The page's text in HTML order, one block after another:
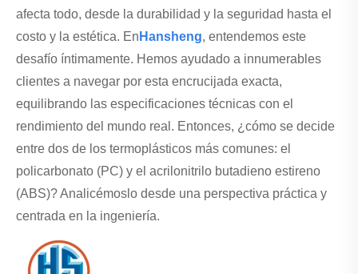
afecta todo, desde la durabilidad y la seguridad hasta el
costo y la estética. En Hansheng, entendemos este
desafío íntimamente. Hemos ayudado a innumerables
clientes a navegar por esta encrucijada exacta,
equilibrando las especificaciones técnicas con el
rendimiento del mundo real. Entonces, ¿cómo se decide
entre dos de los termoplásticos más comunes: el
policarbonato (PC) y el acrilonitrilo butadieno estireno
(ABS)? Analicémoslo desde una perspectiva práctica y
centrada en la ingeniería.